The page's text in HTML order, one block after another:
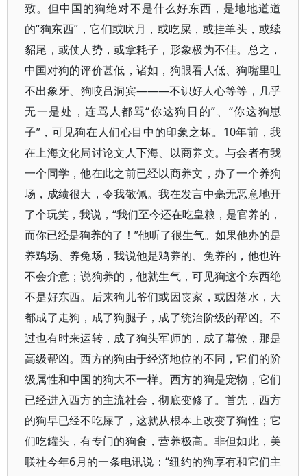
致。但中国的狗绝对不是什么好东西，是地地道道
的“狗东西”，它们或吠月，或吃屎，或挂羊头，或续
貂尾，或仗人势，或拿耗子，形象极为不佳。总之，
中国对狗的评价甚低，诸如，狗眼看人低、狗嘴里吐
不出象牙、狗咬吕洞宾———不识好人心等等，几乎
无一是处，连骂人都骂“你这狗日的”、“你这狗崽
子”，可见狗在人们心目中的印象之坏。10年前，我
在上海文化局讨论文人下海、以商养文。与会者有我
一个同学，他在此之前已经以商养文，办了一个养狗
场，成绩很大，令我敬佩。我在发言中毫无恶意地开
了个玩笑，我说，“我们至今还在吃皇粮，是官养的，
而你已经是狗养的了！”他听了很生气。如果他办的是
养鸡场、养兔场，我说他是鸡养的、兔养的，他也许
不会介意；说狗养的，他就生气，可见狗这个东西绝
不是好东西。后来狗儿爷们或因丧家，或因落水，大
都成了走狗，成了狗腿子，成了统治阶级的帮凶。不
过也有时来运转，成了狗头军师的，成了幕僚，那是
高级帮凶。西方的狗由于经济地位的不同，它们的阶
级属性和中国的狗大不一样。西方的狗是宠物，它们
已经进入西方的主流社会，彻底变修了。首先，西方
的狗早已经不吃屎了，这就从根本上改变了狗性；它
们吃罐头，有专门的狗食，营养极高。非但如此，美
联社今年6月的一条电讯说：“纽约的狗享有和它们主